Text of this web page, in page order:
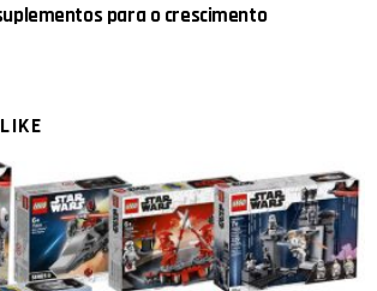
para o crescimento